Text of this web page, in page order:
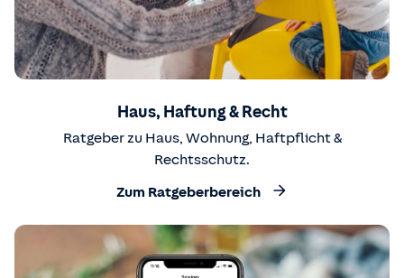
Haus, Haftung & Recht
Ratgeber zu Haus, Wohnung, Haftpflicht &
Rechtsschutz.
Zum Ratgeberbereich